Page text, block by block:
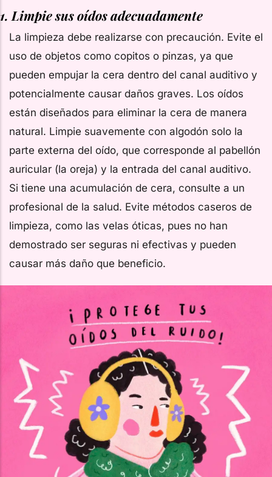
1. Limpie sus oídos adecuadamente
La limpieza debe realizarse con precaución. Evite el
uso de objetos como copitos o pinzas, ya que
pueden empujar la cera dentro del canal auditivo y
potencialmente causar daños graves. Los oídos
están diseñados para eliminar la cera de manera
natural. Limpie suavemente con algodón solo la
parte externa del oído, que corresponde al pabellón
auricular (la oreja) y la entrada del canal auditivo.
Si tiene una acumulación de cera, consulte a un
profesional de la salud. Evite métodos caseros de
limpieza, como las velas óticas, pues no han
demostrado ser seguras ni efectivas y pueden
causar más daño que beneficio.